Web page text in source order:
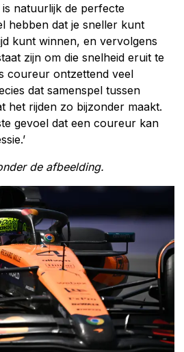
natuurlijk de perfecte
hebben dat je sneller kunt
kunt winnen, en vervolgens
zijn om die snelheid eruit te
coureur ontzettend veel
dat samenspel tussen
het rijden zo bijzonder maakt.
gevoel dat een coureur kan
de afbeelding.